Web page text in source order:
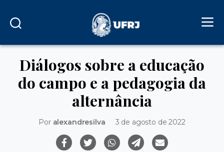
Diálogos sobre a educação
do campo e a pedagogia da
alternância
Por alexandresilva 3 de agosto de 2022